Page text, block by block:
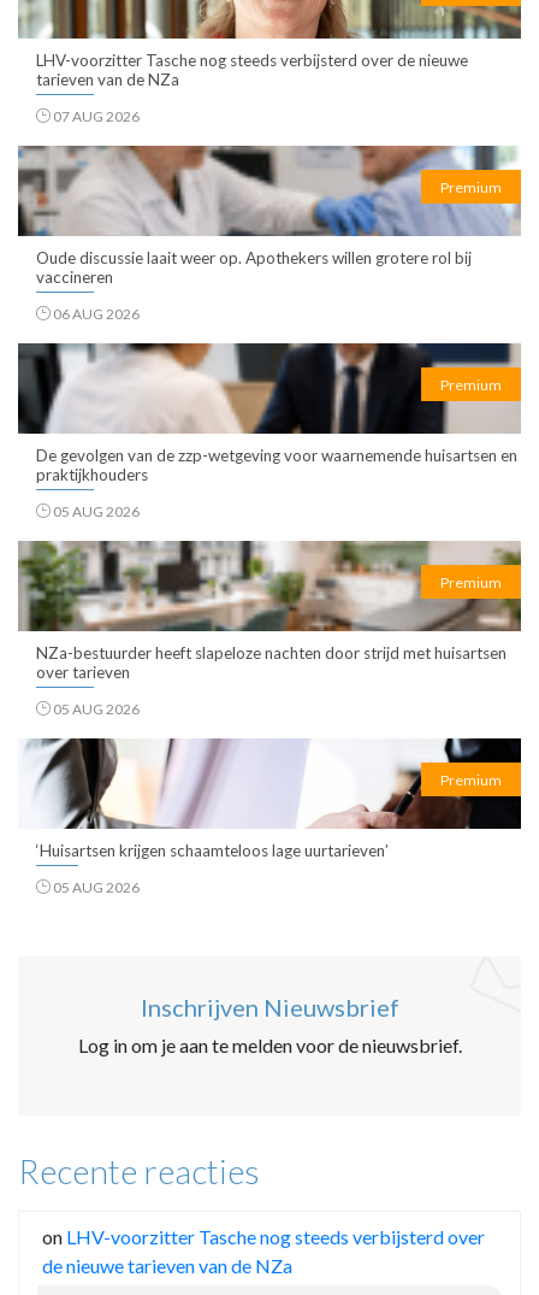
LHV-voorzitter Tasche nog steeds verbijsterd over de nieuwe
tarieven van de NZa
07 AUG 2026
Premium
Oude discussie laait weer op. Apothekers willen grotere rol bij
vaccineren
06 AUG 2026
Premium
De gevolgen van de zzp-wetgeving voor waarnemende huisartsen en
praktijkhouders
05 AUG 2026
Premium
NZa-bestuurder heeft slapeloze nachten door strijd met huisartsen
over tarieven
05 AUG 2026
Premium
‘Huisartsen krijgen schaamteloos lage uurtarieven’
05 AUG 2026
Inschrijven Nieuwsbrief
Log in om je aan te melden voor de nieuwsbrief.
Recente reacties
on LHV-voorzitter Tasche nog steeds verbijsterd over
de nieuwe tarieven van de NZa